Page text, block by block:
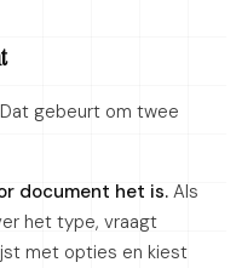
gebeurt om twee
document het is. Als
het type, vraagt
met opties en kiest